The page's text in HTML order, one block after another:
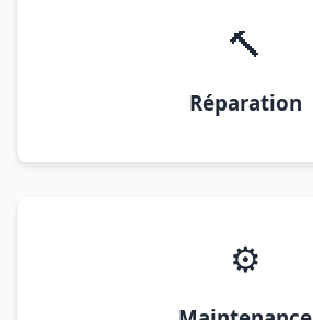
🔨
Réparation
⚙️